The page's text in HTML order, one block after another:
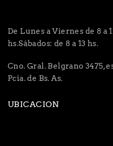
De Lunes a Viernes de 8 a
hs.Sábados: de 8 a 13 hs.
Cno. Gral. Belgrano 3475,
Pcia. de Bs. As.
UBICACION